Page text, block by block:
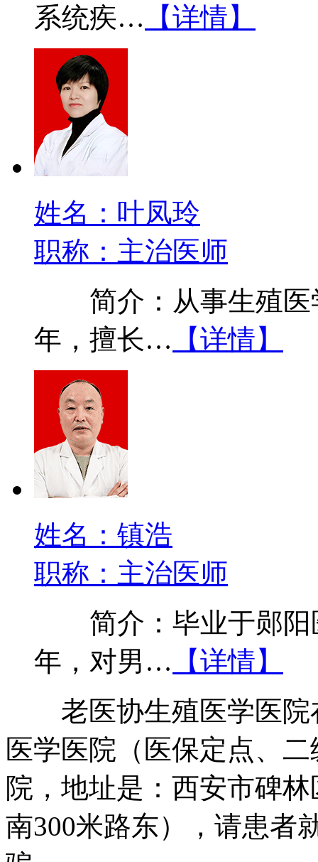
系统疾… 【详情】
姓名：叶凤玲
职称：主治医师
简介：从事生殖医
年，擅长… 【详情】
姓名：镇浩
职称：主治医师
简介：毕业于郧阳
年，对男… 【详情】
老医协生殖医学医院
医学医院（医保定点、
院，地址是：西安市碑
南300米路东），请患者